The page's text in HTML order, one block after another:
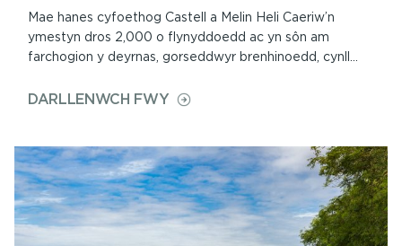
Mae hanes cyfoethog Castell a Melin Heli Caeriw’n
ymestyn dros 2,000 o flynyddoedd ac yn sôn am
farchogion y deyrnas, gorseddwyr brenhinoedd, cynll...
DARLLENWCH FWYON
YMWELIAD